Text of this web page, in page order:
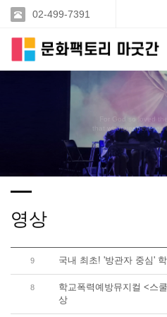
02-499-7391
For God so loved
that whoever
영상
9 국내 최초! '방관자 중심'
8
학교폭력예방뮤지컬 <스
상